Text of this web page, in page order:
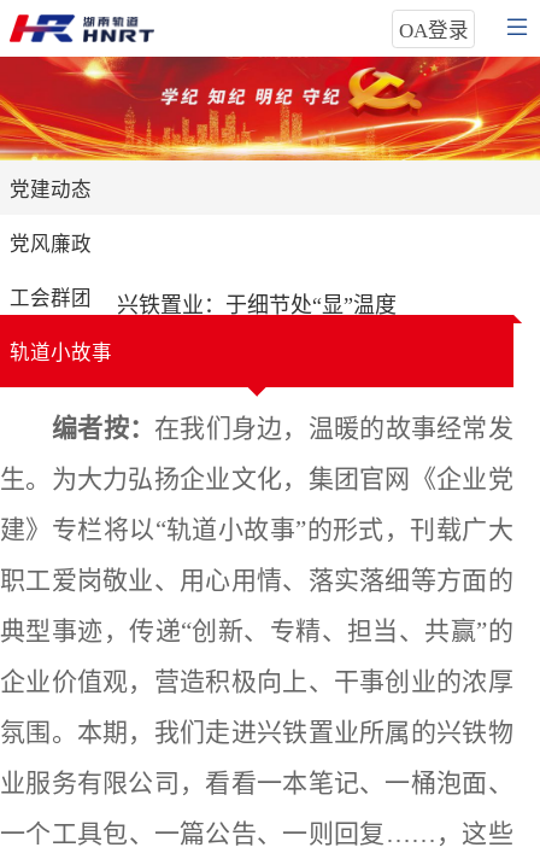
OA登录
党建动态
党风廉政
工会群团
轨道小故事
兴铁置业：于细节处“显”温度
编者按： 在我们身边，温暖的故事经常发
生。 为大力弘扬企业文化，集团官网《企业党
建》专栏将以“轨道小故事”的形式，刊载广大
职工爱岗敬业、用心用情、落实落细等方面的
典型事迹，传递“创新、专精、担当、共赢”的
企业价值观，营造积极向上、干事创业的浓厚
氛围。本期，我们走进兴铁置业所属的兴铁物
业服务有限公司，看看一本笔记、一桶泡面、
一个工具包、一篇公告、一则回复……，这些